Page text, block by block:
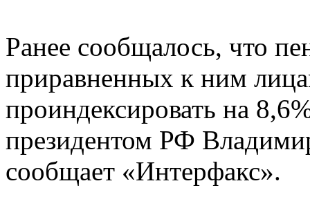
Ранее сообщалось, что
приравненных к ним
проиндексировать на
президентом РФ
сообщает «Интерфакс».